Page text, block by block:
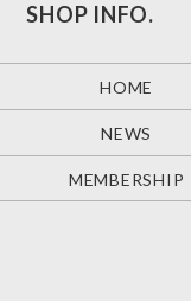
SHOP INFO.
HOME
NEWS
MEMBERSHIP